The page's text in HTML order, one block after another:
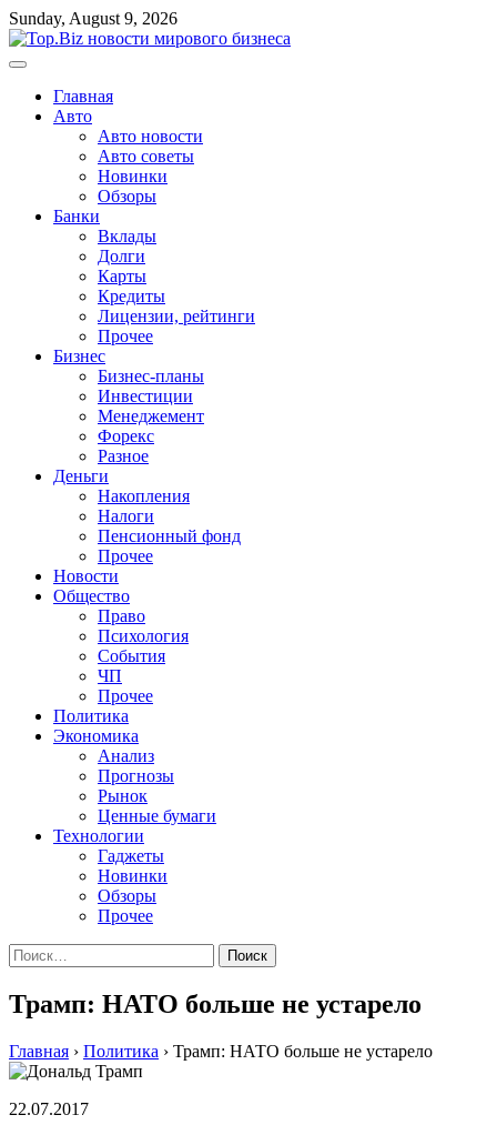
Перейти
к
содержимому
Sunday, August 9, 2026
Главная
Авто
Авто новости
Авто советы
Новинки
Обзоры
Банки
Вклады
Долги
Карты
Кредиты
Лицензии, рейтинги
Прочее
Бизнес
Бизнес-планы
Инвестиции
Менеджемент
Форекс
Разное
Деньги
Накопления
Налоги
Пенсионный фонд
Прочее
Новости
Общество
Право
Психология
События
ЧП
Прочее
Политика
Экономика
Анализ
Прогнозы
Рынок
Ценные бумаги
Технологии
Гаджеты
Новинки
Обзоры
Прочее
Найти:
Трамп: НАТО больше не устарело
Главная › Политика › Трамп: НАТО больше не устарело
22.07.2017